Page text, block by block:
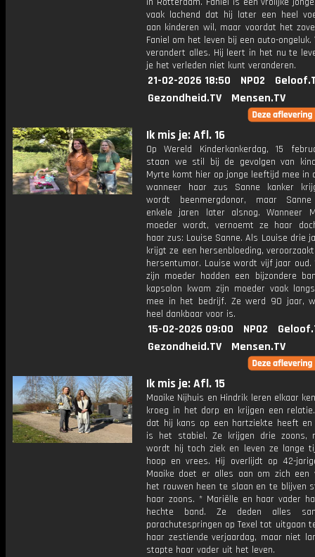
vaak lachend dat hij later een heel
aan kinderen wil, maar voordat het
Faniel om het leven bij een auto-ongeluk.
verandert alles. Hij leert in het nu te
je het verleden niet kunt veranderen.
21-02-2026 18:50 NPO2
Gezondheid.TV
Mensen.TV
Ik mis je: Afl. 16
Op Wereld Kinderkankerdag, 15
staan we stil bij de gevolgen van
Myrte komt hier op jonge leeftijd mee in
wanneer haar zus Sanne kanker
wordt beenmergdonor, maar
enkele jaren later alsnog. Wanneer
moeder wordt, vernoemt ze haar
haar zus: Louise Sanne. Als Louise drie
krijgt ze een hersenbloeding,
hersentumor. Louise wordt vijf jaar oud.
zijn moeder hadden een bijzondere
kapsalon kwam zijn moeder vaak
mee in het bedrijf. Ze werd 90 jaar,
heel dankbaar voor is.
15-02-2026 09:00 NPO2
Gezondheid.TV
Mensen.TV
Ik mis je: Afl. 15
Maaike Nijhuis en Hindrik leren elkaar
kroeg in het dorp en krijgen een
dat hij kans op een hartziekte heeft en
is het stabiel. Ze krijgen drie zoons,
wordt hij toch ziek en leven ze lange
hoop en vrees. Hij overlijdt op 42-
Maaike doet er alles aan om zich een
het rouwen heen te slaan en te blijven
haar zoons. * Mariëlle en haar vader
hechte band. Ze deden alles
parachutespringen op Texel tot uitgaan
haar zestiende verjaardag, maar niet
stapte haar vader uit het leven.